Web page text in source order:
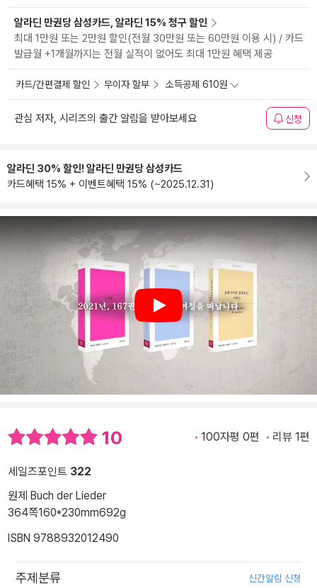
알라딘 만권당 삼성카드, 알라딘 15% 청구 할인
최대 1만원 또는 2만원 할인(전월 30만원 또는 60만원 이용 시) / 카드
발급월 +1개월까지는 전월 실적이 없어도 최대 1만원 혜택 제공
카드/간편결제 할인 무이자 할부 소득공제 610원
관심 저자, 시리즈의 출간 알림을 받아보세요 신청
알라딘 30% 할인! 알라딘 만권당 삼성카드
카드혜택 15% + 이벤트혜택 15% (~2025.12.31)
Play
10 100자평 0편 리뷰 1편
세일즈포인트 322
원제 Buch der Lieder
364쪽160*230mm692g
ISBN 9788932012490
주제분류 신간알림 신청